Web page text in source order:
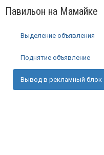
Павильон на Мамайке
Выделение объявления
Поднятие объявление
Вывод в рекламный блок